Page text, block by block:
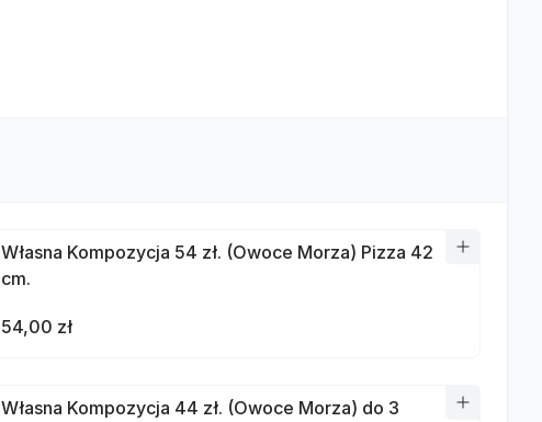
Własna Kompozycja 54 zł. (Owoce Morza) Pizza 42
cm.
54,00 zł
Własna Kompozycja 44 zł. (Owoce Morza) do 3